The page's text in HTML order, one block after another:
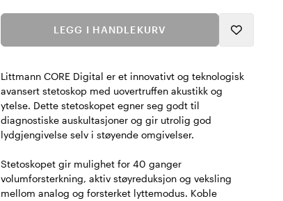
LEGG I HANDLEKURV
Littmann CORE Digital er et innovativt og teknologisk
avansert stetoskop med uovertruffen akustikk og
ytelse. Dette stetoskopet egner seg godt til
diagnostiske auskultasjoner og gir utrolig god
lydgjengivelse selv i støyende omgivelser.
Stetoskopet gir mulighet for 40 ganger
volumforsterkning, aktiv støyreduksjon og veksling
mellom analog og forsterket lyttemodus. Koble